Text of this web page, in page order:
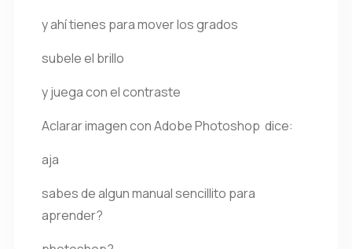
y ahí tienes para mover los grados
subele el brillo
y juega con el contraste
Aclarar imagen con Adobe Photoshop dice:
aja
sabes de algun manual sencillito para
aprender?